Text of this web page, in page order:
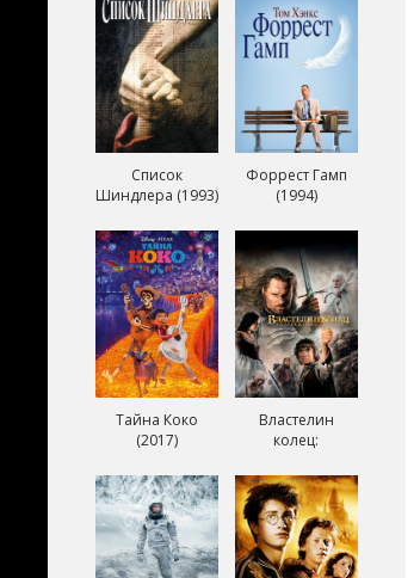
Список
Шиндлера (1993)
Форрест Гамп
(1994)
Тайна Коко
(2017)
Властелин
колец:
короля (2003)